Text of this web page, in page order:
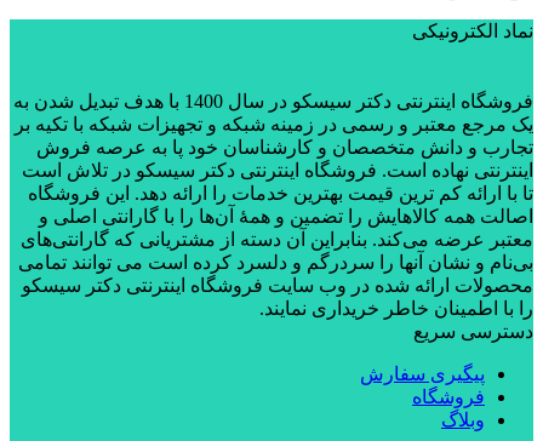
نماد الکترونیکی
فروشگاه اینترنتی دکتر سیسکو در سال 1400 با هدف تبدیل شدن به
یک مرجع معتبر و رسمی در زمینه شبکه و تجهیزات شبکه با تکیه بر
تجارب و دانش متخصصان و کارشناسان خود پا به عرصه فروش
اینترنتی نهاده است. فروشگاه اینترنتی دکتر سیسکو در تلاش است
تا با ارائه کم ترین قیمت بهترین خدمات را ارائه دهد. این فروشگاه
اصالت همه کالاهایش را تضمین و همۀ آن‌ها را با گارانتی اصلی و
معتبر عرضه می‌کند. بنابراین آن دسته از مشتریانی که گارانتی‌های
بی‌نام و نشان آنها را سردرگم و دلسرد کرده است می توانند تمامی
محصولات ارائه شده در وب سایت فروشگاه اینترنتی دکتر سیسکو
را با اطمینان خاطر خریداری نمایند.
دسترسی سریع
پیگیری سفارش
فروشگاه
وبلاگ